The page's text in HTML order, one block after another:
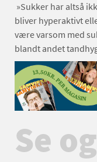
»Sukker har altså
bliver hyperaktivt
være varsom med
blandt andet
Se